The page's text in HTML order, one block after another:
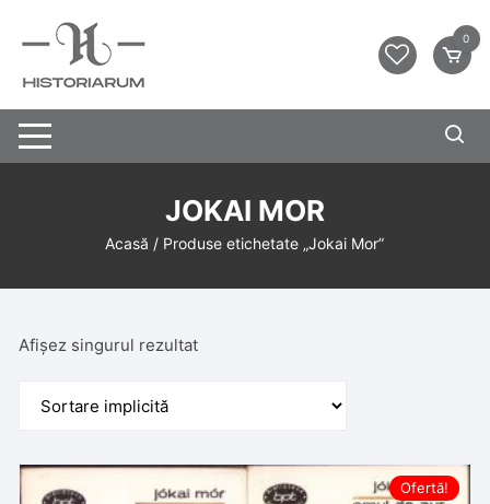
0
JOKAI MOR
Acasă / Produse etichetate „Jokai Mor”
Afișez singurul rezultat
Ofertă!